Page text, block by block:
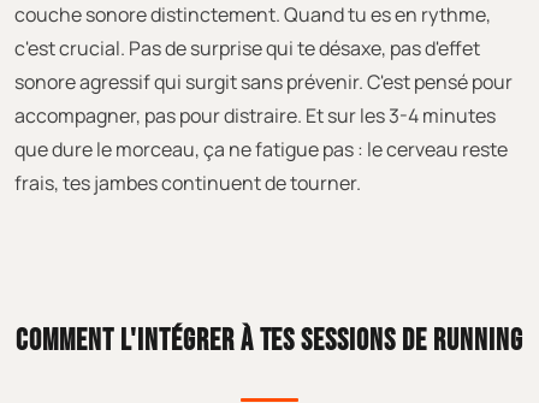
couche sonore distinctement. Quand tu es en rythme,
c'est crucial. Pas de surprise qui te désaxe, pas d'effet
sonore agressif qui surgit sans prévenir. C'est pensé pour
accompagner, pas pour distraire. Et sur les 3-4 minutes
que dure le morceau, ça ne fatigue pas : le cerveau reste
frais, tes jambes continuent de tourner.
COMMENT L'INTÉGRER À TES SESSIONS DE RUNNING